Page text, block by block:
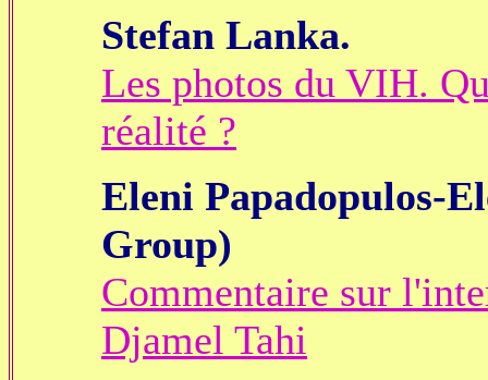
Stefan Lanka.
Les photos du VIH.
réalité ?
Eleni Papadopulos-
Group)
Commentaire sur
Djamel Tahi